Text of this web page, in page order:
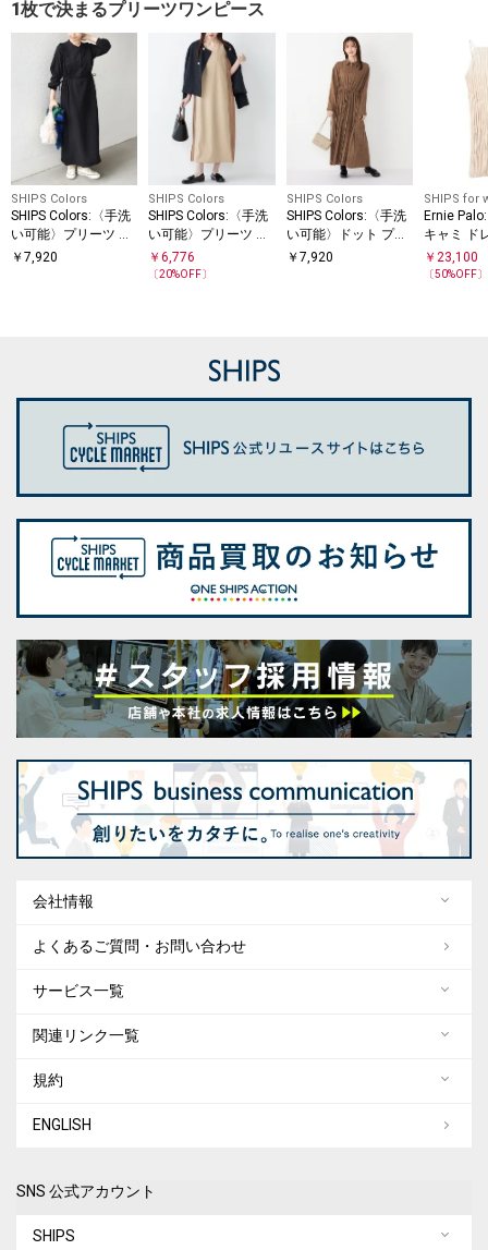
1枚で決まるプリーツワンピース
SHIPS Colors
SHIPS Colors:〈手洗
い可能〉プリーツ デ
ザイン ロングスリー
￥ 7,920
SHIPS Colors
SHIPS Colors:〈手洗
い可能〉プリーツ コ
ンビ ジャンパー ワン
ピース
￥6,776
〔20%OFF〕
SHIPS Colors
SHIPS Colors:〈手洗
い可能〉ドット プリ
ント プリーツ シャツ
￥ 7,920
SHIPS for
Ernie
キャミ ド
￥ 23,100
〔50%OFF〕
会社情報
よくあるご質問・お問い合わせ
サービス一覧
関連リンク一覧
規約
ENGLISH
SNS 公式アカウント
SHIPS